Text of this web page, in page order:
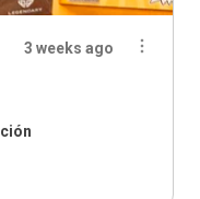
3 weeks ago